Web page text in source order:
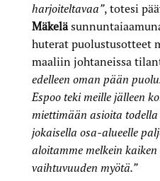
harjoiteltavaa”, totesi
Mäkelä
huterat puolustusotteet
maaliin johtaneissa
edelleen oman pään
Espoo teki meille jälleen
miettimään asioita todella
jokaisella osa-alueelle
aloitamme melkein kaiken
vaihtuvuuden myötä.”